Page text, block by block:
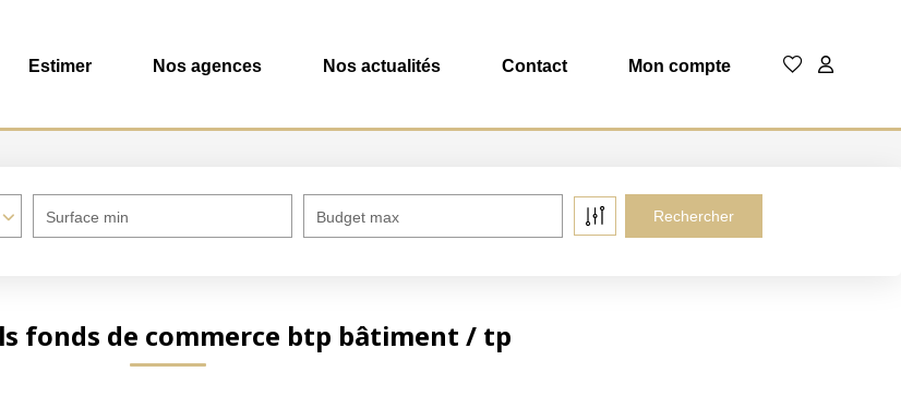
Estimer Nos agences Nos actualités Contact Mon compte
Surface min Budget max
fonds de commerce btp bâtiment / tp